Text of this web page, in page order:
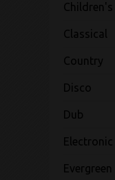
Children's
Classical
Country
Disco
Dub
Electronic
Evergreen